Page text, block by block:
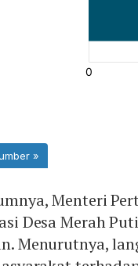
Menteri
Desa Merah
Menurutnya,